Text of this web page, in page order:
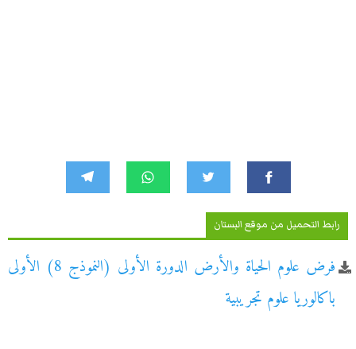
رابط التحميل من موقع البستان
فرض علوم الحياة والأرض الدورة الأولى (النموذج 8) الأولى
باكالوريا علوم تجريبية